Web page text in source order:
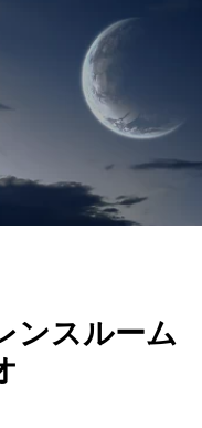
ンスルーム